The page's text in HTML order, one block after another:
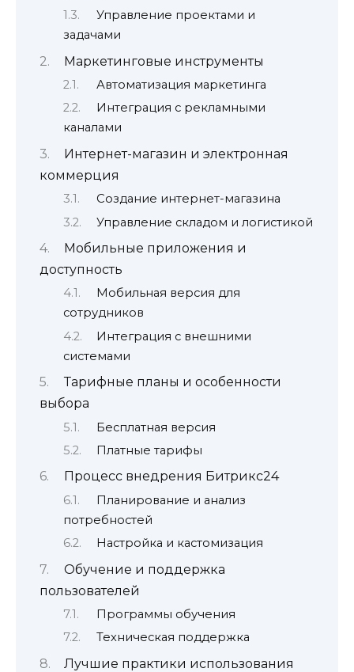
Управление проектами и
задачами
Маркетинговые инструменты
Автоматизация маркетинга
Интеграция с рекламными
каналами
Интернет-магазин и электронная
коммерция
Создание интернет-магазина
Управление складом и логистикой
Мобильные приложения и
доступность
Мобильная версия для
сотрудников
Интеграция с внешними
системами
Тарифные планы и особенности
выбора
Бесплатная версия
Платные тарифы
Процесс внедрения Битрикс24
Планирование и анализ
потребностей
Настройка и кастомизация
Обучение и поддержка
пользователей
Программы обучения
Техническая поддержка
Лучшие практики использования